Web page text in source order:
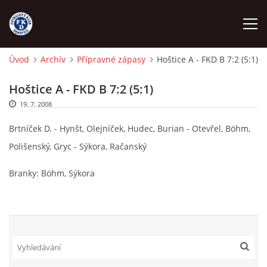
NÁBOR
FKD A
FKD B
STARŠÍ DOROST
STARŠÍ ŽÁCI
Úvod Archív Přípravné zápasy Hoštice A - FKD B 7:2 (5:1)
Hoštice A - FKD B 7:2 (5:1)
19. 7. 2008
Brtníček D. - Hynšt, Olejníček, Hudec, Burian - Otevřel, Böhm,
Polišenský, Gryc - Sýkora, Račanský
Branky: Böhm, Sýkora